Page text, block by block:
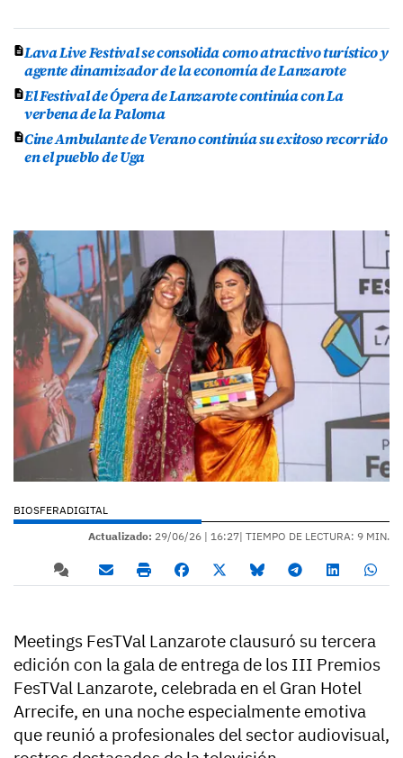
Lava Live Festival se consolida como atractivo turístico y
agente dinamizador de la economía de Lanzarote
El Festival de Ópera de Lanzarote continúa con La
verbena de la Paloma
Cine Ambulante de Verano continúa su exitoso recorrido
en el pueblo de Uga
BIOSFERADIGITAL
Actualizado: 29/06/26 | 16:27| TIEMPO DE LECTURA: 9 MIN.
Meetings FesTVal Lanzarote clausuró su tercera
edición con la gala de entrega de los III Premios
FesTVal Lanzarote, celebrada en el Gran Hotel
Arrecife, en una noche especialmente emotiva
que reunió a profesionales del sector audiovisual,